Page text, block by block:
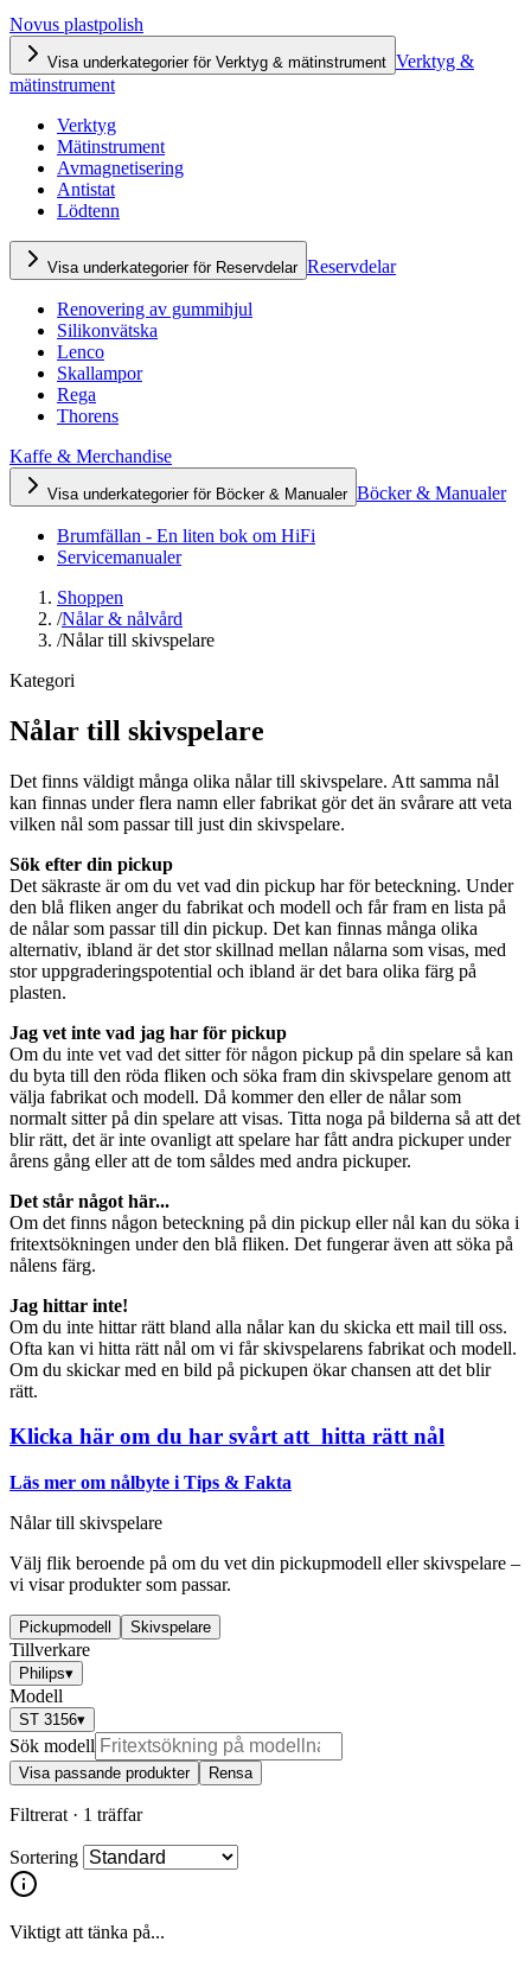
Novus plastpolish
Visa underkategorier för Verktyg & mätinstrument Verktyg &
mätinstrument
Verktyg
Mätinstrument
Avmagnetisering
Antistat
Lödtenn
Visa underkategorier för Reservdelar Reservdelar
Renovering av gummihjul
Silikonvätska
Lenco
Skallampor
Rega
Thorens
Kaffe & Merchandise
Visa underkategorier för Böcker & Manualer Böcker & Manualer
Brumfällan - En liten bok om HiFi
Servicemanualer
Shoppen
/Nålar & nålvård
/Nålar till skivspelare
Kategori
Nålar till skivspelare
Det finns väldigt många olika nålar till skivspelare. Att samma nål
kan finnas under flera namn eller fabrikat gör det än svårare att veta
vilken nål som passar till just din skivspelare.
Sök efter din pickup
Det säkraste är om du vet vad din pickup har för beteckning. Under
den blå fliken anger du fabrikat och modell och får fram en lista på
de nålar som passar till din pickup. Det kan finnas många olika
alternativ, ibland är det stor skillnad mellan nålarna som visas, med
stor uppgraderingspotential och ibland är det bara olika färg på
plasten.
Jag vet inte vad jag har för pickup
Om du inte vet vad det sitter för någon pickup på din spelare så kan
du byta till den röda fliken och söka fram din skivspelare genom att
välja fabrikat och modell. Då kommer den eller de nålar som
normalt sitter på din spelare att visas. Titta noga på bilderna så att det
blir rätt, det är inte ovanligt att spelare har fått andra pickuper under
årens gång eller att de tom såldes med andra pickuper.
Det står något här...
Om det finns någon beteckning på din pickup eller nål kan du söka i
fritextsökningen under den blå fliken. Det fungerar även att söka på
nålens färg.
Jag hittar inte!
Om du inte hittar rätt bland alla nålar kan du skicka ett mail till oss.
Ofta kan vi hitta rätt nål om vi får skivspelarens fabrikat och modell.
Om du skickar med en bild på pickupen ökar chansen att det blir
rätt.
Klicka här om du har svårt att hitta rätt nål
Läs mer om nålbyte i Tips & Fakta
Nålar till skivspelare
Välj flik beroende på om du vet din pickupmodell eller skivspelare –
vi visar produkter som passar.
Pickupmodell Skivspelare
Tillverkare
Philips▾
Modell
ST 3156▾
Sök modell
Visa passande produkter Rensa
Filtrerat · 1 träffar
Sortering
Viktigt att tänka på...